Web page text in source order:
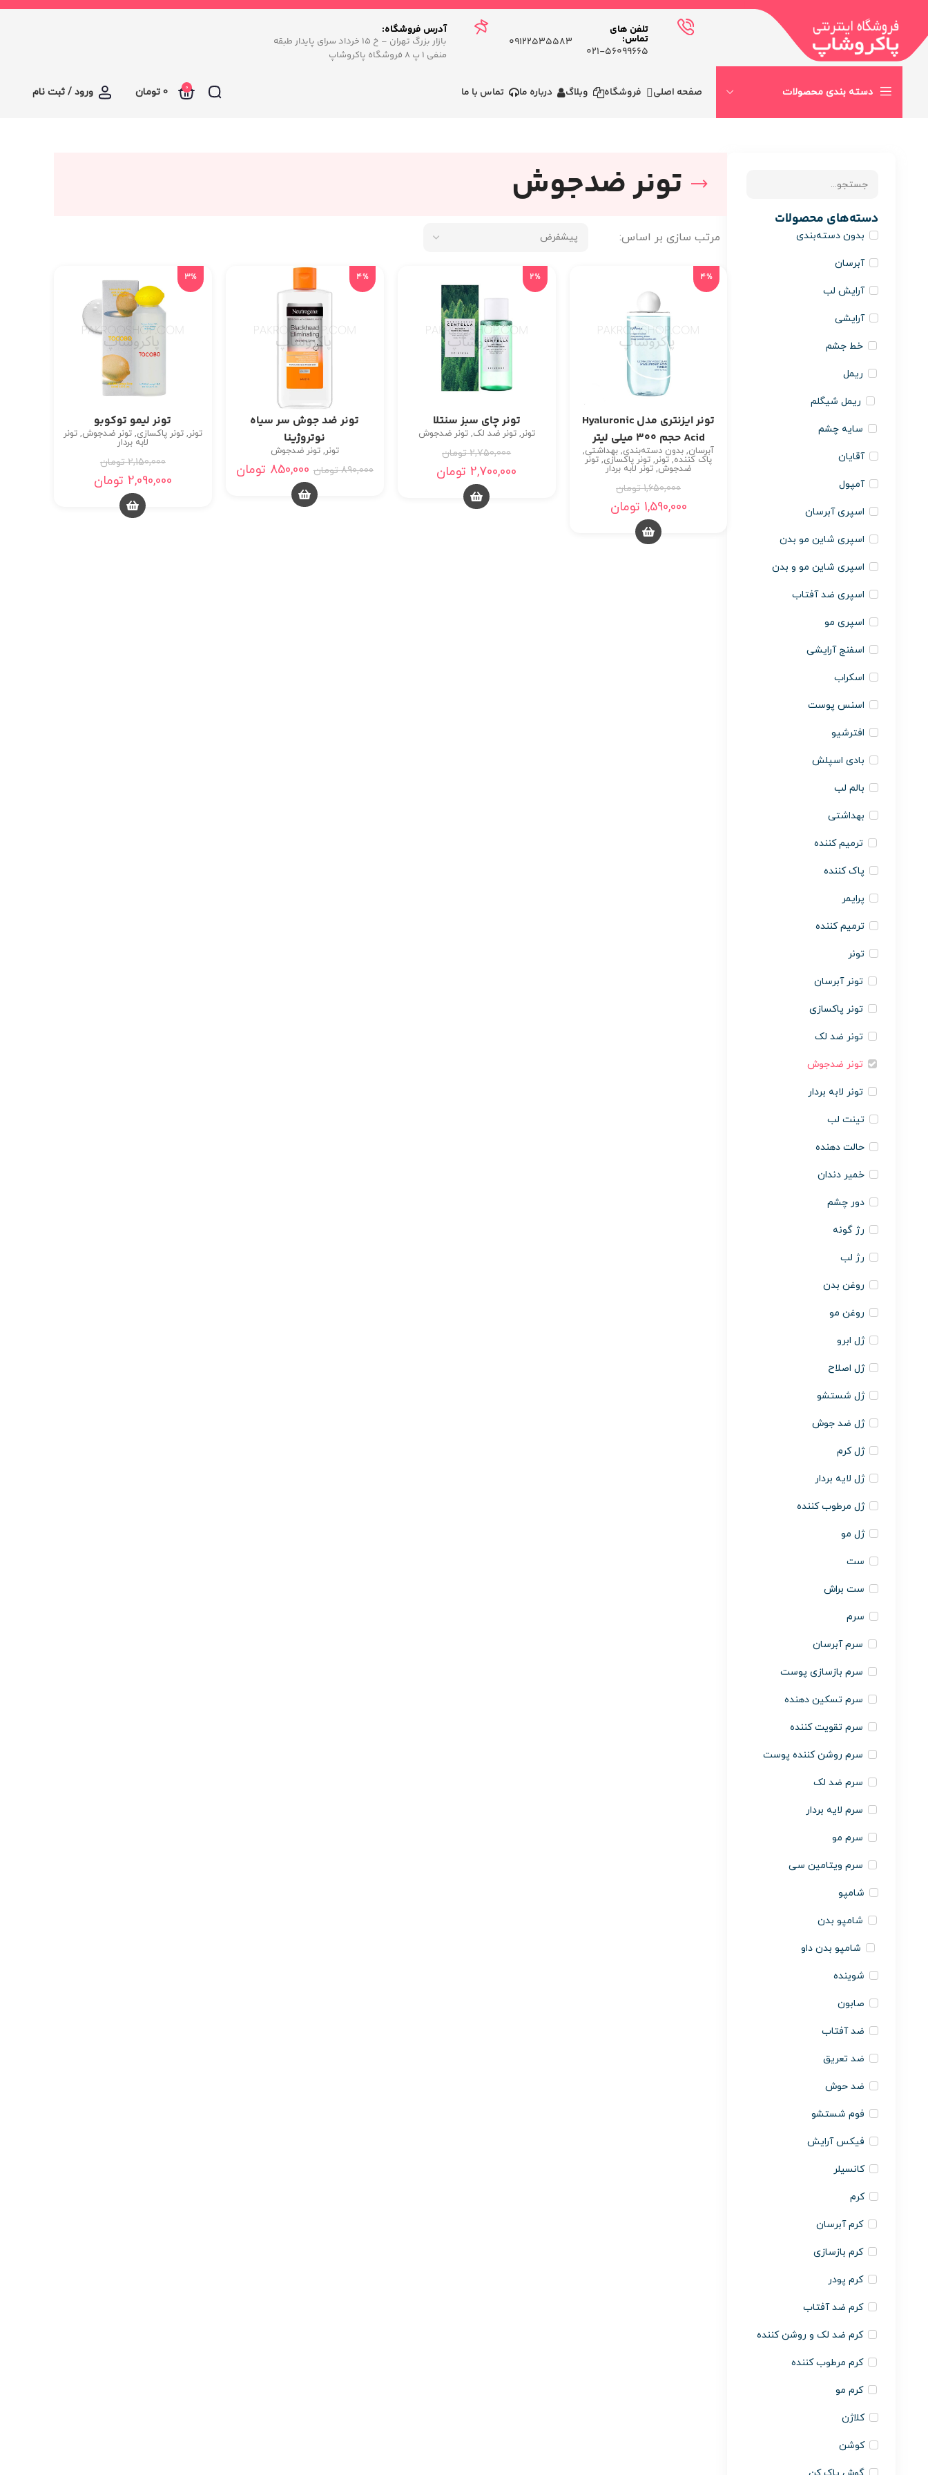
تلفن های
تماس:
56099665-٠٢١
09122535583
آدرس فروشگاه:
بازار بزرگ تهران – خ ۱۵ خرداد سرای پایدار طبقه
منفی ۱ پ ۸ فروشگاه پاکروشاپ
دسته بندی محصولات صفحه اصلی فروشگاه وبلاگ درباره ما تماس با ما 0
0 تومان ورود / ثبت نام
دسته‌های محصولات
بدون دسته‌بندی
آبرسان
آرایش لب
آرایشی
خط جشم
ریمل
ریمل شیگلم
سایه چشم
آقایان
آمپول
اسپری آبرسان
اسپری شاین مو بدن
اسپری شاین مو و بدن
اسپری ضد آفتاب
اسپری مو
اسفنج آرایشی
اسکراب
اسنس پوست
افترشیو
بادی اسپلش
بالم لب
بهداشتی
ترمیم کننده
پاک کننده
پرایمر
ترمیم کننده
تونر
تونر آبرسان
تونر پاکسازی
تونر ضد لک
تونر ضدجوش
تونر لابه بردار
تینت لب
حالت دهنده
خمیر دندان
دور چشم
رژ گونه
رژ لب
روغن بدن
روغن مو
ژل ابرو
ژل اصلاح
ژل شستشو
ژل ضد جوش
ژل کرم
ژل لایه بردار
ژل مرطوب کننده
ژل مو
ست
ست براش
سرم
سرم آبرسان
سرم بازسازی پوست
سرم تسکین دهنده
سرم تقویت کننده
سرم روشن کننده پوست
سرم ضد لک
سرم لایه بردار
سرم مو
سرم ویتامین سی
شامپو
شامپو بدن
شامپو بدن داو
شوینده
صابون
ضد آفتاب
ضد تعریق
ضد حوش
فوم شستشو
فیکس آرایش
کانسیلر
کرم
کرم آبرسان
کرم بازسازی
کرم پودر
کرم ضد آفتاب
کرم ضد لک و روشن کننده
کرم مرطوب کننده
کرم مو
کلاژن
کوشن
تونر ضدجوش
مرتب سازی بر اساس:
4%
تونر ایزنتری مدل Hyaluronic
Acid حجم 300 میلی لیتر
آبرسان, بدون دسته‌بندی, بهداشتی,
پاک کننده, تونر, تونر پاکسازی, تونر
ضدجوش, تونر لابه بردار
1,650,000 تومان
1,590,000 تومان
2%
تونر چای سبز سنتلا
تونر,تونر ضد لک,تونر ضدجوش
2,750,000 تومان
2,700,000 تومان
4%
تونر ضد جوش سر سیاه
نوتروژینا
تونر,تونر ضدجوش
890,000 تومان 850,000 تومان
3%
تونر لیمو توکوبو
تونر,تونر پاکسازی,تونر ضدجوش,تونر
لابه بردار
2,150,000 تومان
2,090,000 تومان